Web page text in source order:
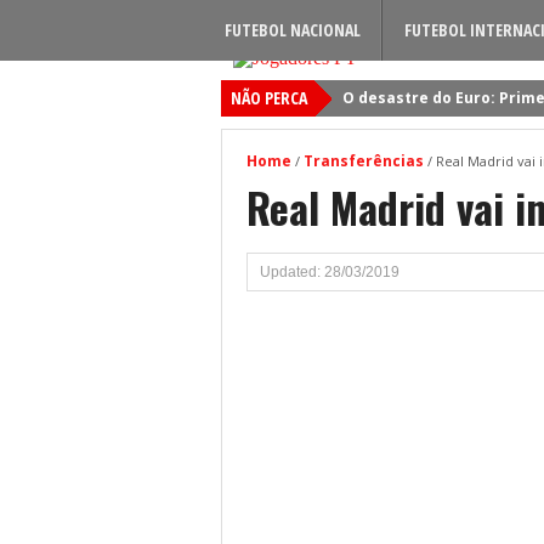
FUTEBOL NACIONAL FUTEBOL
NÃO PERCA
O desastre do Euro:
Sporting: Soluções
Viktor Gyokeres: Torna-
Quando será jogado o
Home / Transferências / Real Madrid vai
Real Madrid vai
Updated: 28/03/2019